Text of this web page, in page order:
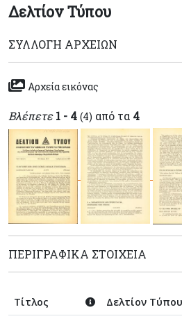
Δελτίον Τύπου
ΣΥΛΛΟΓΉ ΑΡΧΕΊΩΝ
Αρχεία εικόνας
Βλέπετε 1 - 4 (4) από τα 4
ΠΕΡΙΓΡΑΦΙΚΆ ΣΤΟΙΧΕΊΑ
Τίτλος
Δελτίον Τύπου